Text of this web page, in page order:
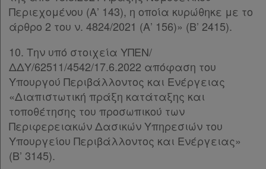
Κ.Α.Δ.
Συμφωνίες
Ελλάδας
Πληροφορίες
Περιεχομένου (Α’ 143), η οποία κυρώθηκε με το
άρθρο 2 του ν. 4824/2021 (Α’ 156)» (Β’ 2415).
10. Την υπό στοιχεία ΥΠΕΝ/
ΔΔΥ/62511/4542/17.6.2022 απόφαση του
Υπουργού Περιβάλλοντος και Ενέργειας
«Διαπιστωτική πράξη κατάταξης και
τοποθέτησης του προσωπικού των
Περιφερειακών Δασικών Υπηρεσιών του
Υπουργείου Περιβάλλοντος και Ενέργειας»
(Β’ 3145).